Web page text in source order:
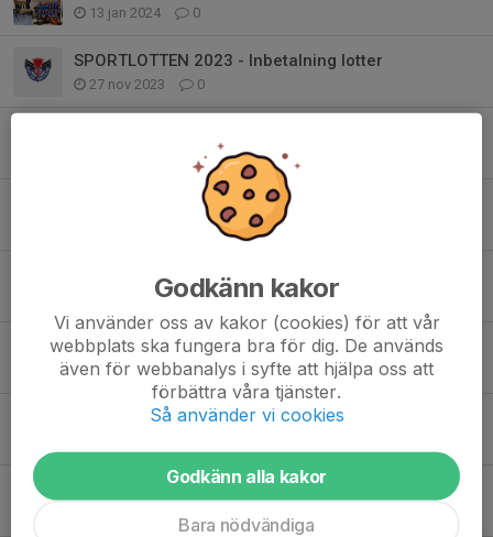
13 jan 2024 0
SPORTLOTTEN 2023 - Inbetalning lotter
27 nov 2023 0
SPORTLOTTEN 2023
Föräldrainformation 20/21
9 sep 2020 0
Säsongsstart 20/21
16 aug 2020 0
Tack för igår!
Pizza och se en dam-match 14/2
Godkänn kakor
Vi använder oss av kakor (cookies) för att vår
webbplats ska fungera bra för dig. De används
även för webbanalys i syfte att hjälpa oss att
förbättra våra tjänster.
Så använder vi cookies
Godkänn alla kakor
Bara nödvändiga